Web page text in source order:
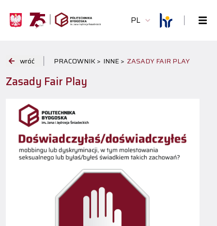
PL
wróć PRACOWNIK > INNE > ZASADY FAIR PLAY
Zasady Fair Play